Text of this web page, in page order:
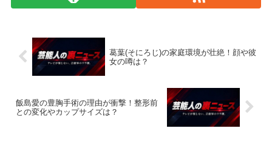
葛葉(そにろじ)の家庭環境が壮絶！顔や彼
女の噂は？
飯島愛の豊胸手術の理由が衝撃！整形前
との変化やカップサイズは？